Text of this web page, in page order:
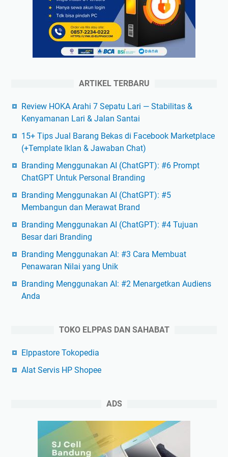
ARTIKEL TERBARU
Review HOKA Arahi 7 Sepatu Lari — Stabilitas &
Kenyamanan Lari & Jalan Santai
15+ Tips Jual Barang Bekas di Facebook Marketplace
(+Template Iklan & Jawaban Chat)
Branding Menggunakan AI (ChatGPT): #6 Prompt
ChatGPT Untuk Personal Branding
Branding Menggunakan AI (ChatGPT): #5
Membangun dan Merawat Brand
Branding Menggunakan AI (ChatGPT): #4 Tujuan
Besar dari Branding
Branding Menggunakan AI: #3 Cara Membuat
Penawaran Nilai yang Unik
Branding Menggunakan AI: #2 Menargetkan Audiens
Anda
TOKO ELPPAS DAN SAHABAT
Elppastore Tokopedia
Alat Servis HP Shopee
ADS